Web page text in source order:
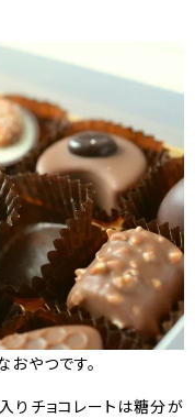
おやつです。
りチョコレートは糖分が